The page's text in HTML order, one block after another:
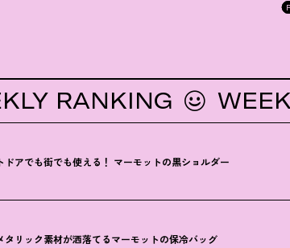
WEEKLY
ドアでも街でも使える ！ マーモットの黒ショルダー
タリック素材が洒落てるマーモットの保冷バッグ